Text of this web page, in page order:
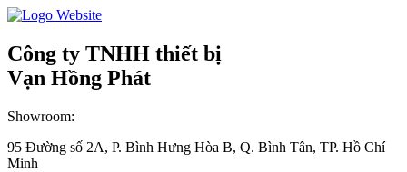
Công ty TNHH thiết bị
Vạn Hồng Phát
Showroom:
95 Đường số 2A, P. Bình Hưng Hòa B, Q. Bình Tân, TP. Hồ Chí
Minh